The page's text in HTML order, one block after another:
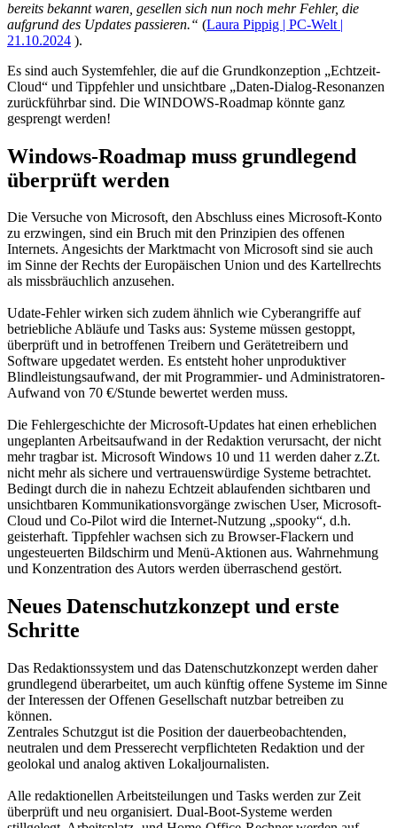
bereits bekannt waren, gesellen sich nun noch mehr Fehler, die
aufgrund des Updates passieren.“ (Laura Pippig | PC-Welt |
21.10.2024 ).
Es sind auch Systemfehler, die auf die Grundkonzeption „Echtzeit-
Cloud“ und Tippfehler und unsichtbare „Daten-Dialog-Resonanzen
zurückführbar sind. Die WINDOWS-Roadmap könnte ganz
gesprengt werden!
Windows-Roadmap muss grundlegend
überprüft werden
Die Versuche von Microsoft, den Abschluss eines Microsoft-Konto
zu erzwingen, sind ein Bruch mit den Prinzipien des offenen
Internets. Angesichts der Marktmacht von Microsoft sind sie auch
im Sinne der Rechts der Europäischen Union und des Kartellrechts
als missbräuchlich anzusehen.
Udate-Fehler wirken sich zudem ähnlich wie Cyberangriffe auf
betriebliche Abläufe und Tasks aus: Systeme müssen gestoppt,
überprüft und in betroffenen Treibern und Gerätetreibern und
Software upgedatet werden. Es entsteht hoher unproduktiver
Blindleistungsaufwand, der mit Programmier- und Administratoren-
Aufwand von 70 €/Stunde bewertet werden muss.
Die Fehlergeschichte der Microsoft-Updates hat einen erheblichen
ungeplanten Arbeitsaufwand in der Redaktion verursacht, der nicht
mehr tragbar ist. Microsoft Windows 10 und 11 werden daher z.Zt.
nicht mehr als sichere und vertrauenswürdige Systeme betrachtet.
Bedingt durch die in nahezu Echtzeit ablaufenden sichtbaren und
unsichtbaren Kommunikationsvorgänge zwischen User, Microsoft-
Cloud und Co-Pilot wird die Internet-Nutzung „spooky“, d.h.
geisterhaft. Tippfehler wachsen sich zu Browser-Flackern und
ungesteuerten Bildschirm und Menü-Aktionen aus. Wahrnehmung
und Konzentration des Autors werden überraschend gestört.
Neues Datenschutzkonzept und erste
Schritte
Das Redaktionssystem und das Datenschutzkonzept werden daher
grundlegend überarbeitet, um auch künftig offene Systeme im Sinne
der Interessen der Offenen Gesellschaft nutzbar betreiben zu
können.
Zentrales Schutzgut ist die Position der dauerbeobachtenden,
neutralen und dem Presserecht verpflichteten Redaktion und der
geolokal und analog aktiven Lokaljournalisten.
Alle redaktionellen Arbeitsteilungen und Tasks werden zur Zeit
überprüft und neu organisiert. Dual-Boot-Systeme werden